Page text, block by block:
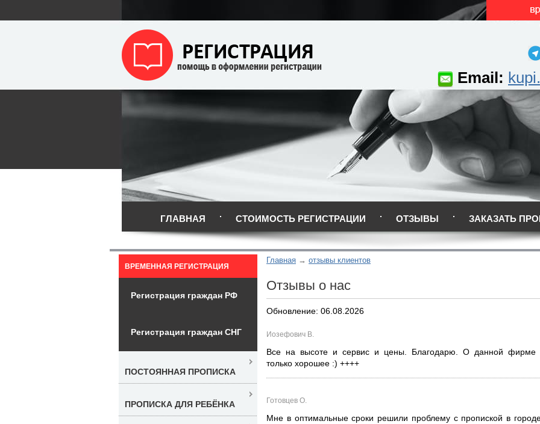
Email:
ГЛАВНАЯ СТОИМОСТЬ РЕГИСТРАЦИИ ОТЗЫВЫ ЗАКАЗАТЬ
Главная отзывы клиентов
Отзывы о нас
Обновление: 06.08.2026
Иозефович В.
Все на высоте и сервис и цены. Благодарю. О данной фирме
только хорошее :) ++++
Готовцев О.
Мне в оптимальные сроки решили проблему с пропиской в
ВРЕМЕННАЯ РЕГИСТРАЦИЯ
Регистрация граждан РФ
Регистрация граждан СНГ
ПОСТОЯННАЯ ПРОПИСКА
ПРОПИСКА ДЛЯ РЕБЁНКА